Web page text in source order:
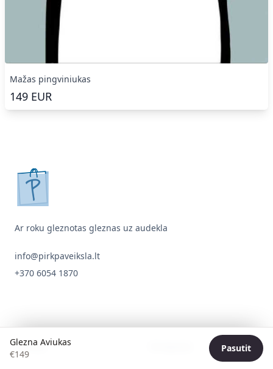
Glezna Aviukas
€149
Pasutit
Mažas pingviniukas
149 EUR
pirkpaveiksla.lt
Ar roku gleznotas gleznas uz audekla
info@pirkpaveiksla.lt
+370 6054 1870
Galerija